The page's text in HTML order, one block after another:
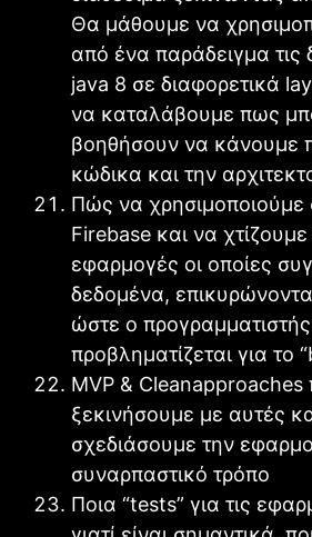
Θα μάθουμε να
από ένα παράδειγμα τις
java 8 σε διαφορετικά
να καταλάβουμε πως
βοηθήσουν να κάνουμε
κώδικα και την
Πώς να χρησιμοποιούμε
Firebase και να χτίζουμε
εφαρμογές οι οποίες
δεδομένα,
ώστε ο
προβληματίζεται για το
MVP &
ξεκινήσουμε με αυτές
σχεδιάσουμε την
συναρπαστικό τρόπο
Ποια “tests” για τις